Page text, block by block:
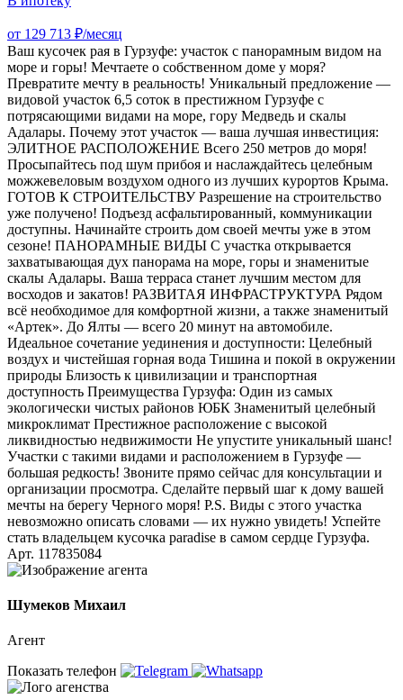
от 129 713 ₽/месяц
Ваш кусочек рая в Гурзуфе: участок с панорамным видом на
море и горы! Мечтаете о собственном доме у моря?
Превратите мечту в реальность! Уникальный предложение —
видовой участок 6,5 соток в престижном Гурзуфе с
потрясающими видами на море, гору Медведь и скалы
Адалары. Почему этот участок — ваша лучшая инвестиция:
ЭЛИТНОЕ РАСПОЛОЖЕНИЕ Всего 250 метров до моря!
Просыпайтесь под шум прибоя и наслаждайтесь целебным
можжевеловым воздухом одного из лучших курортов Крыма.
ГОТОВ К СТРОИТЕЛЬСТВУ Разрешение на строительство
уже получено! Подъезд асфальтированный, коммуникации
доступны. Начинайте строить дом своей мечты уже в этом
сезоне! ПАНОРАМНЫЕ ВИДЫ С участка открывается
захватывающая дух панорама на море, горы и знаменитые
скалы Адалары. Ваша терраса станет лучшим местом для
восходов и закатов! РАЗВИТАЯ ИНФРАСТРУКТУРА Рядом
всё необходимое для комфортной жизни, а также знаменитый
«Артек». До Ялты — всего 20 минут на автомобиле.
Идеальное сочетание уединения и доступности: Целебный
воздух и чистейшая горная вода Тишина и покой в окружении
природы Близость к цивилизации и транспортная
доступность Преимущества Гурзуфа: Один из самых
экологически чистых районов ЮБК Знаменитый целебный
микроклимат Престижное расположение с высокой
ликвидностью недвижимости Не упустите уникальный шанс!
Участки с такими видами и расположением в Гурзуфе —
большая редкость! Звоните прямо сейчас для консультации и
организации просмотра. Сделайте первый шаг к дому вашей
мечты на берегу Черного моря! P.S. Виды с этого участка
невозможно описать словами — их нужно увидеть! Успейте
стать владельцем кусочка paradise в самом сердце Гурзуфа.
Арт. 117835084
Шумеков Михаил
Агент
Показать телефон